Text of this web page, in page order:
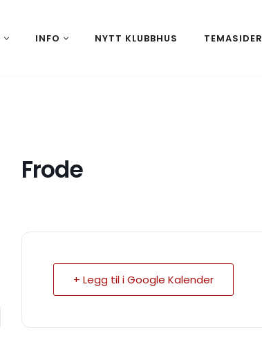
INFO NYTT KLUBBHUS TEMASIDER
Frode
+ Legg til i Google Kalender